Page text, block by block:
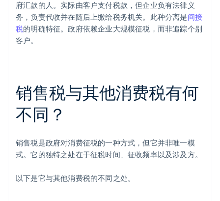
府汇款的人。实际由客户支付税款，但企业负有法律义
务，负责代收并在随后上缴给税务机关。此种分离是间接
税的明确特征。政府依赖企业大规模征税，而非追踪个别
客户。
销售税与其他消费税有何
不同？
销售税是政府对消费征税的一种方式，但它并非唯一模
式。它的独特之处在于征税时间、征收频率以及涉及方。
以下是它与其他消费税的不同之处。